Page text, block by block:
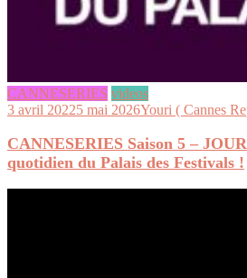
CANNESERIES videos
3 avril 20225 mai 2026Youri ( Cannes
CANNESERIES Saison 5 –
quotidien du Palais des Festivals !